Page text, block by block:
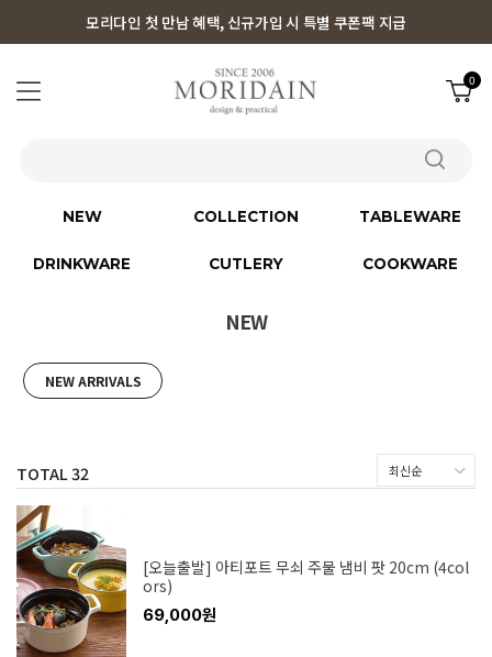
모리다인 첫 만남 혜택, 신규가입 시 특별 쿠폰팩 지급
0
NEW COLLECTION TABLEWARE
DRINKWARE CUTLERY COOKWARE
NEW
NEW ARRIVALS
TOTAL32
[오늘출발] 아티포트 무쇠 주물 냄비 팟 20cm (4col
ors)
69,000원